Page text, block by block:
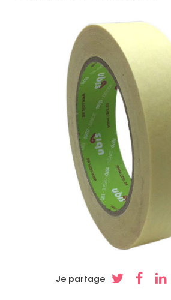
Je partage